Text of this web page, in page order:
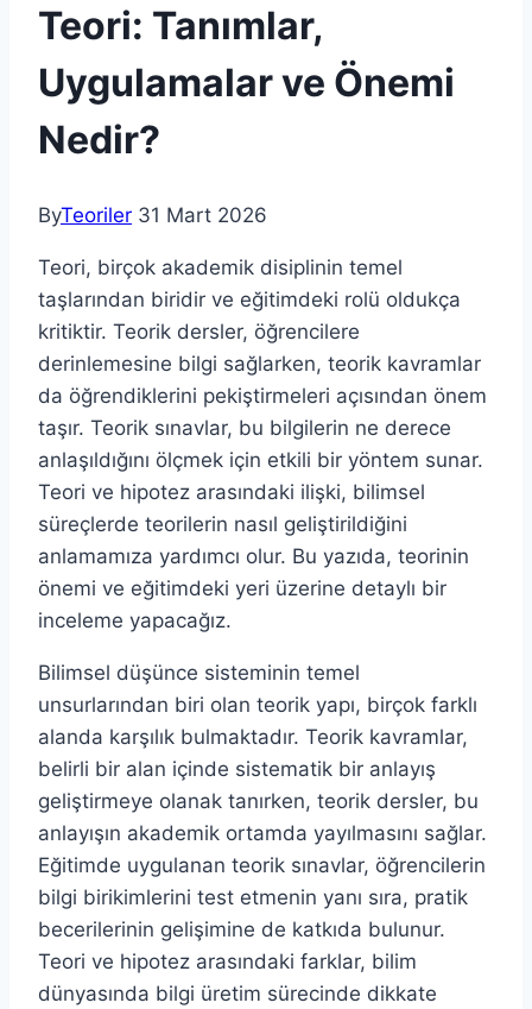
Teori: Tanımlar,
Uygulamalar ve Önemi
Nedir?
ByTeoriler 31 Mart 2026
Teori, birçok akademik disiplinin temel
taşlarından biridir ve eğitimdeki rolü oldukça
kritiktir. Teorik dersler, öğrencilere
derinlemesine bilgi sağlarken, teorik kavramlar
da öğrendiklerini pekiştirmeleri açısından önem
taşır. Teorik sınavlar, bu bilgilerin ne derece
anlaşıldığını ölçmek için etkili bir yöntem sunar.
Teori ve hipotez arasındaki ilişki, bilimsel
süreçlerde teorilerin nasıl geliştirildiğini
anlamamıza yardımcı olur. Bu yazıda, teorinin
önemi ve eğitimdeki yeri üzerine detaylı bir
inceleme yapacağız.
Bilimsel düşünce sisteminin temel
unsurlarından biri olan teorik yapı, birçok farklı
alanda karşılık bulmaktadır. Teorik kavramlar,
belirli bir alan içinde sistematik bir anlayış
geliştirmeye olanak tanırken, teorik dersler, bu
anlayışın akademik ortamda yayılmasını sağlar.
Eğitimde uygulanan teorik sınavlar, öğrencilerin
bilgi birikimlerini test etmenin yanı sıra, pratik
becerilerinin gelişimine de katkıda bulunur.
Teori ve hipotez arasındaki farklar, bilim
dünyasında bilgi üretim sürecinde dikkate